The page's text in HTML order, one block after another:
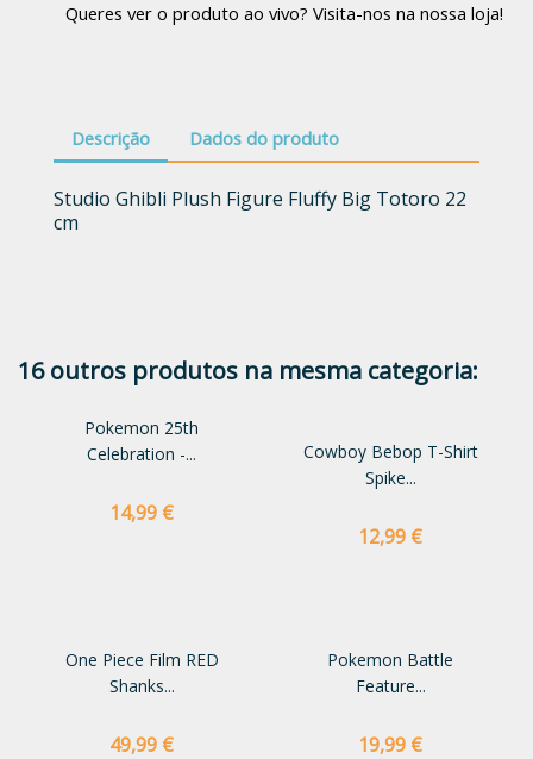
Queres ver o produto ao vivo? Visita-nos na nossa loja!
Descrição Dados do produto
Studio Ghibli Plush Figure Fluffy Big Totoro 22
cm
16 outros produtos na mesma categoria:
Pokemon 25th
Celebration -...
Preço
14,99 €
Cowboy Bebop T-Shirt
Spike...
Preço
12,99 €
One Piece Film RED
Shanks...
Preço
49,99 €
Pokemon Battle
Feature...
Preço
19,99 €